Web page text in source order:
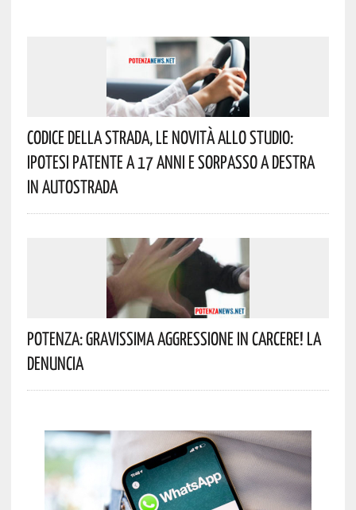
Codice Della Strada, Le Novità Allo Studio:
Ipotesi Patente A 17 Anni E Sorpasso A Destra
In Autostrada
Potenza: Gravissima Aggressione In Carcere! La
Denuncia